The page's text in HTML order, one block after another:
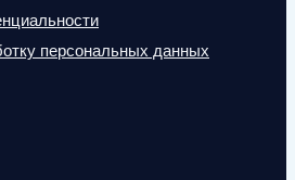
персональных данных